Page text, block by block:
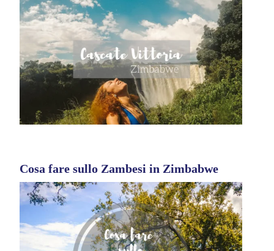
Cosa fare sullo Zambesi in Zimbabwe